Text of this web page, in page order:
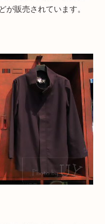
が販売されています。